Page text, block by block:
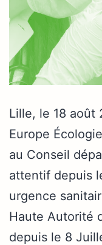
Lille, le 18 août
Europe
au Conseil
attentif depuis
urgence
Haute Autorité
depuis le 8